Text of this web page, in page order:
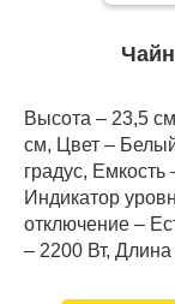
Высота – 23,5
см, Цвет –
градус, Емкость
Индикатор
отключение –
– 2200 Вт,